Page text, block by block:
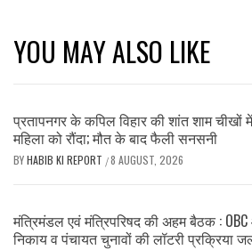
YOU MAY ALSO LIKE
प्रतापनगर के कपिल विहार की शांत शाम चीखों
महिला को रौंदा; मौत के बाद फैली सनसनी
BYHABIB KI REPORT /8 AUGUST, 2026
मंत्रिमंडल एवं मंत्रिपरिषद की अहम बैठक :
निकाय व पंचायत चुनावों की लॉटरी प्रक्रिया